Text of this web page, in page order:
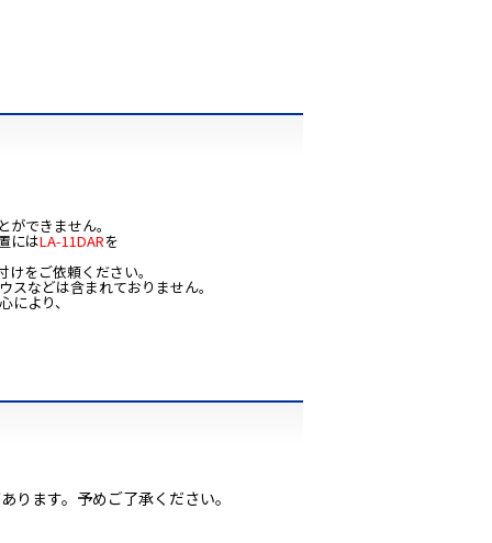
できません。
にはLA-11DARを
をご依頼ください。
などは含まれておりません。
より、
ます。予めご了承ください。